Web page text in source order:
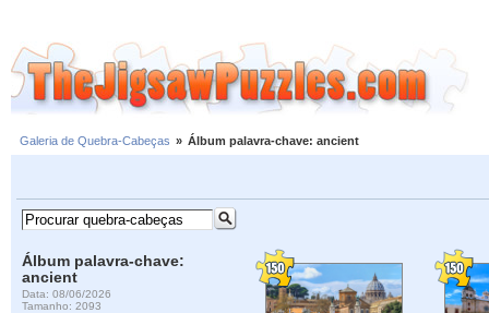
Galeria de Quebra-Cabeças » Álbum palavra-chave: ancient
Álbum palavra-chave:
ancient
Data: 08/06/2026
Tamanho: 2093